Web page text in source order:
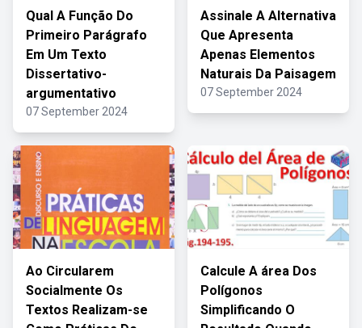
Qual A Função Do
Primeiro Parágrafo
Em Um Texto
Dissertativo-
argumentativo
07 September 2024
Assinale A Alternativa
Que Apresenta
Apenas Elementos
Naturais Da Paisagem
07 September 2024
Ao Circularem
Socialmente Os
Textos Realizam-se
Calcule A área Dos
Polígonos
Simplificando O